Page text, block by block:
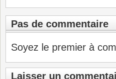
Pas de commentaire
Soyez le premier à
Laisser un